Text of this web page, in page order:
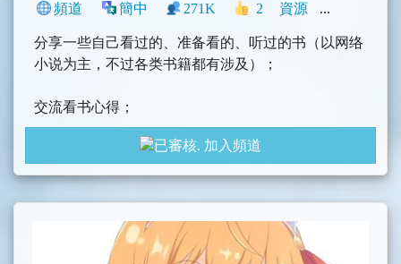
頻道 簡中 271K 2 資源 中文圈
分享一些自己看过的、准备看的、听过的书（以网络
小说为主，不过各类书籍都有涉及）；
交流看书心得；
分享telegram上关于书籍的资源、频道
加入頻道